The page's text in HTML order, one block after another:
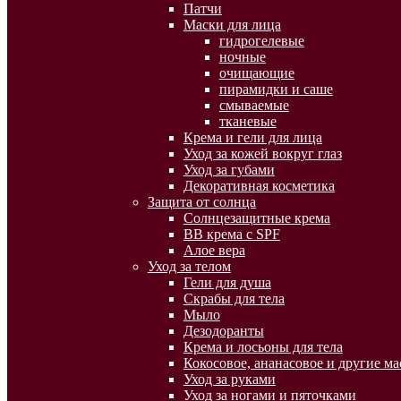
Патчи
Маски для лица
гидрогелевые
ночные
очищающие
пирамидки и саше
смываемые
тканевые
Крема и гели для лица
Уход за кожей вокруг глаз
Уход за губами
Декоративная косметика
Защита от солнца
Солнцезащитные крема
BB крема с SPF
Алое вера
Уход за телом
Гели для душа
Скрабы для тела
Мыло
Дезодоранты
Крема и лосьоны для тела
Кокосовое, ананасовое и другие
Уход за руками
Уход за ногами и пяточками